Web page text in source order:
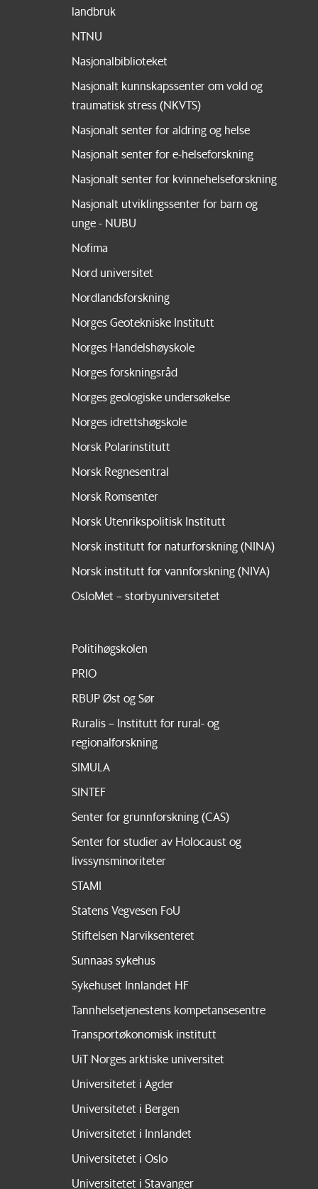
landbruk
NTNU
Nasjonalbiblioteket
Nasjonalt kunnskapssenter om vold og
traumatisk stress (NKVTS)
Nasjonalt senter for aldring og helse
Nasjonalt senter for e-helseforskning
Nasjonalt senter for kvinnehelseforskning
Nasjonalt utviklingssenter for barn og
unge - NUBU
Nofima
Nord universitet
Nordlandsforskning
Norges Geotekniske Institutt
Norges Handelshøyskole
Norges forskningsråd
Norges geologiske undersøkelse
Norges idrettshøgskole
Norsk Polarinstitutt
Norsk Regnesentral
Norsk Romsenter
Norsk Utenrikspolitisk Institutt
Norsk institutt for naturforskning (NINA)
Norsk institutt for vannforskning (NIVA)
OsloMet – storbyuniversitetet
Politihøgskolen
PRIO
RBUP Øst og Sør
Ruralis – Institutt for rural- og
regionalforskning
SIMULA
SINTEF
Senter for grunnforskning (CAS)
Senter for studier av Holocaust og
livssynsminoriteter
STAMI
Statens Vegvesen FoU
Stiftelsen Narviksenteret
Sunnaas sykehus
Sykehuset Innlandet HF
Tannhelsetjenestens kompetansesentre
Transportøkonomisk institutt
UiT Norges arktiske universitet
Universitetet i Agder
Universitetet i Bergen
Universitetet i Innlandet
Universitetet i Oslo
Universitetet i Stavanger